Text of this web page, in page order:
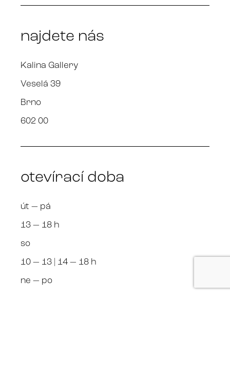
najdete nás
Kalina Gallery
Veselá 39
Brno
602 00
otevírací doba
út — pá
13 — 18 h
so
10 — 13 | 14 — 18 h
ne — po